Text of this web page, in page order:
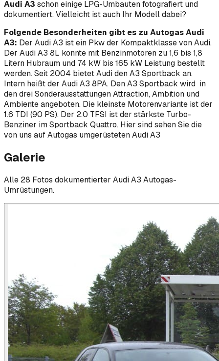
Audi A3 schon einige LPG-Umbauten fotografiert und
dokumentiert. Vielleicht ist auch Ihr Modell dabei?
Folgende Besonderheiten gibt es zu Autogas Audi
A3: Der Audi A3 ist ein Pkw der Kompaktklasse von Audi.
Der Audi A3 8L konnte mit Benzinmotoren zu 1,6 bis 1,8
Litern Hubraum und 74 kW bis 165 kW Leistung bestellt
werden. Seit 2004 bietet Audi den A3 Sportback an.
Intern heißt der Audi A3 8PA. Den A3 Sportback wird in
den drei Sonderausstattungen Attraction, Ambition und
Ambiente angeboten. Die kleinste Motorenvariante ist der
1.6 TDI (90 PS). Der 2.0 TFSI ist der stärkste Turbo-
Benziner im Sportback Quattro. Hier sind sehen Sie die
von uns auf Autogas umgerüsteten Audi A3
Galerie
Alle 28 Fotos dokumentierter AudiA3 Autogas-
Umrüstungen.